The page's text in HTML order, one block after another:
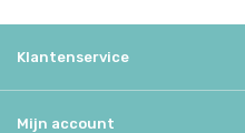
Klantenservice
Mijn account